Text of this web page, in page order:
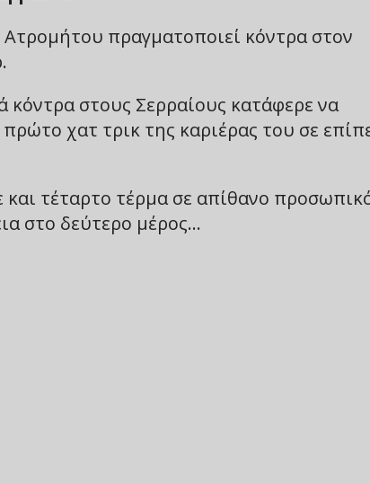
πραγματοποιεί κόντρα στον
κόντρα στους Σερραίους κατάφερε να
χατ τρικ της καριέρας του σε
τέταρτο τέρμα σε απίθανο
στο δεύτερο μέρος…